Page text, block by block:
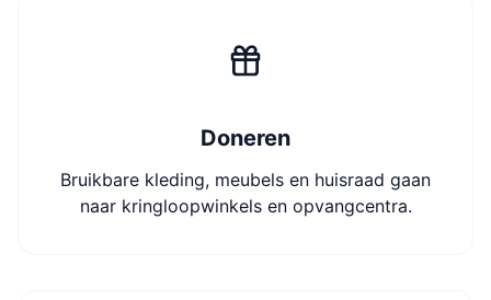
Doneren
Bruikbare kleding, meubels en huisraad gaan
naar kringloopwinkels en opvangcentra.